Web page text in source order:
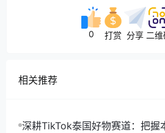
0 打赏 分享 二
相关推荐
深耕TikTok泰国好物赛道：把握